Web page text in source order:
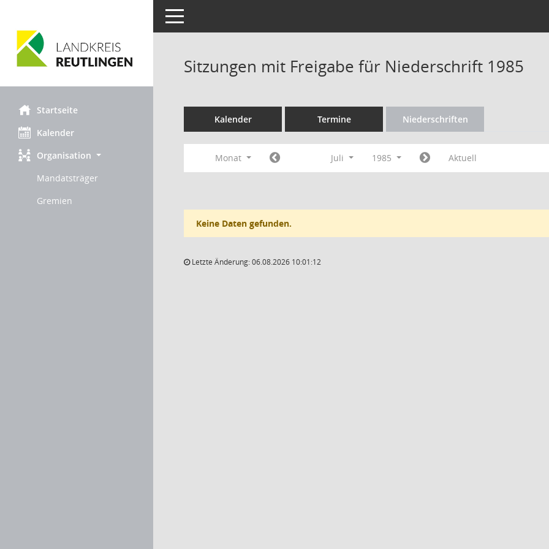
Startseite
Kalender
Organisation
Mandatsträger
Gremien
Toggle navigation
Sitzungen mit Freigabe für Niederschrift 1985
Kalender Termine Niederschriften
Monat Juli 1985 Aktuell
Keine Daten gefunden.
Letzte Änderung: 06.08.2026 10:01:12